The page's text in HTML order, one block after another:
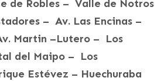
de Robles – Valle de Notros
– Av. Las Encinas –
Martin –Lutero – Los
del Maipo – Los
Estévez – Huechuraba